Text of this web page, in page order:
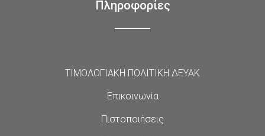
Πληροφορίες
ΤΙΜΟΛΟΓΙΑΚΗ ΠΟΛΙΤΙΚΗ ΔΕΥΑΚ
Επικοινωνία
Πιστοποιήσεις